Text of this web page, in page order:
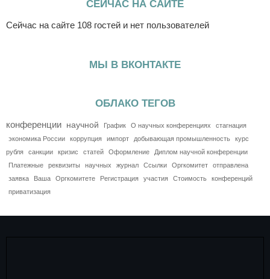
СЕЙЧАС НА САЙТЕ
Сейчас на сайте 108 гостей и нет пользователей
МЫ В ВКОНТАКТЕ
ОБЛАКО ТЕГОВ
конференции научной График О научных конференциях
стагнация
экономика России
коррупция импорт добывающая промышленность
курс
рубля
санкции кризис статей Оформление
Диплом научной конференции
Платежные
реквизиты научных журнал Ссылки Оргкомитет
отправлена
заявка
Ваша Оргкомитете Регистрация участия Стоимость
конференций
приватизация